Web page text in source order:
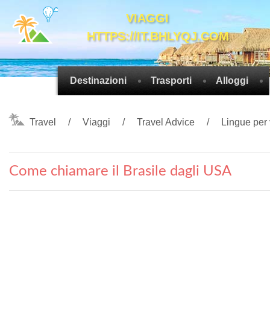
VIAGGI
HTTPS://IT.BHLYQJ.COM
Destinazioni Trasporti Alloggi
Travel Viaggi Travel Advice Lingue
Come chiamare il Brasile dagli USA